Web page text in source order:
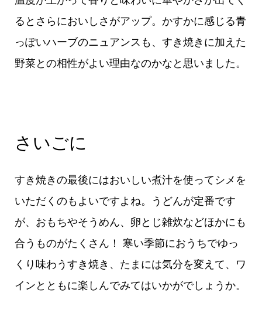
るとさらにおいしさがアップ。かすかに感じる青
っぽいハーブのニュアンスも、すき焼きに加えた
野菜との相性がよい理由なのかなと思いました。
さいごに
すき焼きの最後にはおいしい煮汁を使ってシメを
いただくのもよいですよね。うどんが定番です
が、おもちやそうめん、卵とじ雑炊などほかにも
合うものがたくさん！ 寒い季節におうちでゆっ
くり味わうすき焼き、たまには気分を変えて、ワ
インとともに楽しんでみてはいかがでしょうか。